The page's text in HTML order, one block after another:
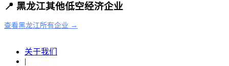
📍 黑龙江其他低空经济企业
查看黑龙江所有企业 →
关于我们
|